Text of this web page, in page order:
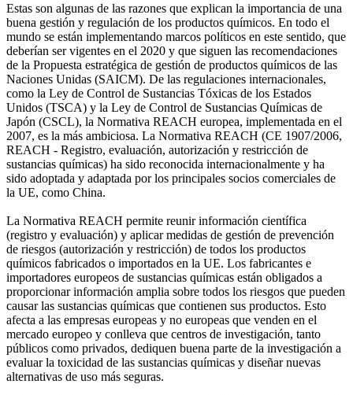
Estas son algunas de las razones que explican la importancia de una
buena gestión y regulación de los productos químicos. En todo el
mundo se están implementando marcos políticos en este sentido, que
deberían ser vigentes en el 2020 y que siguen las recomendaciones
de la Propuesta estratégica de gestión de productos químicos de las
Naciones Unidas (SAICM). De las regulaciones internacionales,
como la Ley de Control de Sustancias Tóxicas de los Estados
Unidos (TSCA) y la Ley de Control de Sustancias Químicas de
Japón (CSCL), la Normativa REACH europea, implementada en el
2007, es la más ambiciosa. La Normativa REACH (CE 1907/2006,
REACH - Registro, evaluación, autorización y restricción de
sustancias químicas) ha sido reconocida internacionalmente y ha
sido adoptada y adaptada por los principales socios comerciales de
la UE, como China.
La Normativa REACH permite reunir información científica
(registro y evaluación) y aplicar medidas de gestión de prevención
de riesgos (autorización y restricción) de todos los productos
químicos fabricados o importados en la UE. Los fabricantes e
importadores europeos de sustancias químicas están obligados a
proporcionar información amplia sobre todos los riesgos que pueden
causar las sustancias químicas que contienen sus productos. Esto
afecta a las empresas europeas y no europeas que venden en el
mercado europeo y conlleva que centros de investigación, tanto
públicos como privados, dediquen buena parte de la investigación a
evaluar la toxicidad de las sustancias químicas y diseñar nuevas
alternativas de uso más seguras.